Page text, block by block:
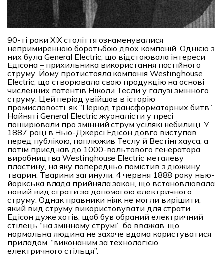
90-ті роки XIX століття ознаменувалися
непримиренною боротьбою двох компаній. Однією з
них була General Electric, що відстоювала інтереси
Едісона – прихильника використання постійного
струму. Йому протистояла компанія Westinghouse
Electric, що створювала свою продукцію на основі
численних патентів Ніколи Тесли у галузі змінного
струму. Цей період увійшов в історію
промисловості, як “Період трансформаторних битв”.
Найняті General Electric журналісти у пресі
поширювали про змінний струм усілякі небилиці. У
1887 році в Нью-Джерсі Едісон довго виступав
перед публікою, паплюжив Теслу й Вестінгхауса, а
потім приєднав до 1000-вольтового генератора
виробництва Westinghouse Electric металеву
пластину, на яку попередньо помістив з дюжину
тварин. Тварини загинули. 4 червня 1888 року нью-
йоркська влада прийняла закон, що встановлювала
новий вид страти за допомогою електричного
струму. Однак правники ніяк не могли вирішити,
який вид струму використовувати для страти.
Едісон дуже хотів, щоб був обраний електричний
стілець “на змінному струмі”, бо вважав, що
нормальна людина не захоче вдома користуватися
приладом, “виконаним за технологією
електричного стільця”.